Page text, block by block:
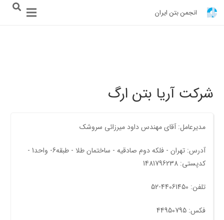
انجمن بتن ایران
شرکت آریا بتن ارگ
مدیرعامل: آقای مهندس داود میرزائی سروشک
آدرس: تهران - فلکه دوم صادقیه - ساختمان طلا - طبقه6- واحد1 -
کدپستی: 1481796238
تلفن: 44061450-52
فکس: 44950795